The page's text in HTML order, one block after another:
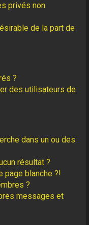
privés non
de la part de
?
des utilisateurs de
dans un ou des
résultat ?
page blanche ?!
?
messages et